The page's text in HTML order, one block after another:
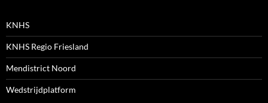
KNHS
KNHS Regio Friesland
Mendistrict Noord
Wedstrijdplatform